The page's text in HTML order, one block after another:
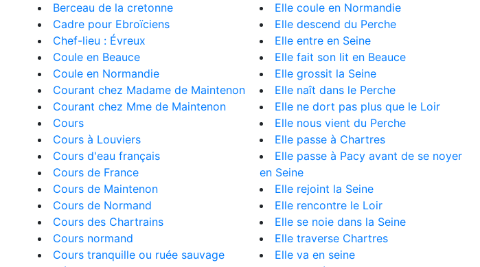
Berceau de la cretonne
Cadre pour Ebroïciens
Chef-lieu : Évreux
Coule en Beauce
Coule en Normandie
Courant chez Madame de Maintenon
Courant chez Mme de Maintenon
Cours
Cours à Louviers
Cours d'eau français
Cours de France
Cours de Maintenon
Cours de Normand
Cours des Chartrains
Cours normand
Cours tranquille ou ruée sauvage
Elle coule en Normandie
Elle descend du Perche
Elle entre en Seine
Elle fait son lit en Beauce
Elle grossit la Seine
Elle naît dans le Perche
Elle ne dort pas plus que le Loir
Elle nous vient du Perche
Elle passe à Chartres
Elle passe à Pacy avant de se noyer
en Seine
Elle rejoint la Seine
Elle rencontre le Loir
Elle se noie dans la Seine
Elle traverse Chartres
Elle va en seine